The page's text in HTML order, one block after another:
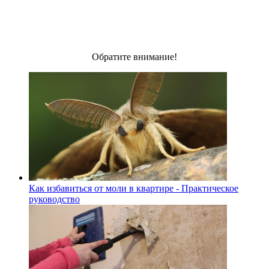
Обратите внимание!
Как избавиться от моли в квартире - Практическое
руководство